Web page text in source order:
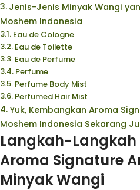
Jenis-Jenis Minyak Wangi
Moshem Indonesia
Eau de Cologne
Eau de Toilette
Eau de Perfume
Perfume
Perfume Body Mist
Perfumed Hair Mist
Yuk, Kembangkan Aroma
Moshem Indonesia Sekarang
Langkah-
Aroma Signature
Minyak Wangi